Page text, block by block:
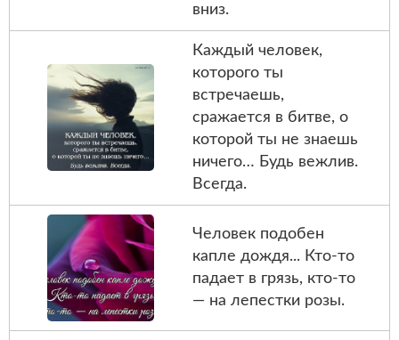
вниз.
Каждый человек,
которого ты
встречаешь,
сражается в битве, о
которой ты не знаешь
ничего… Будь вежлив.
Всегда.
Человек подобен
капле дождя... Кто-то
падает в грязь, кто-то
— на лепестки розы.